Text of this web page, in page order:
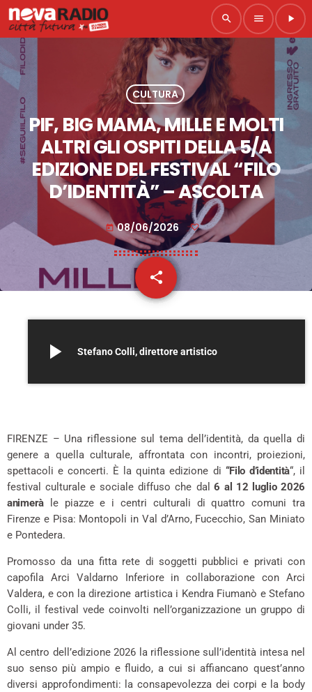
search menu play_arrow
CULTURA
PIF, BIG MAMA, MILLE E MOLTI
ALTRI GLI OSPITI DELLA 5/A
EDIZIONE DEL FESTIVAL “FILO
D’IDENTITÀ” – ASCOLTA
today 08/06/2026
share
email
play_arrow Stefano Colli, direttore artistico
FIRENZE – Una riflessione sul tema dell’identità, da quella di
genere a quella culturale, affrontata con incontri, proiezioni,
spettacoli e concerti. È la quinta edizione di “Filo d’identità“, il
festival culturale e sociale diffuso che dal 6 al 12 luglio 2026
animeràle piazze e i centri culturali di quattro comuni tra
Firenze e Pisa: Montopoli in Val d’Arno, Fucecchio, San Miniato
e Pontedera.
Promosso da una fitta rete di soggetti pubblici e privati con
capofila Arci Valdarno Inferiore in collaborazione con Arci
Valdera, e con la direzione artistica i Kendra Fiumanò e Stefano
Colli, il festival vede coinvolti nell’organizzazione un gruppo di
giovani under 35.
Al centro dell’edizione 2026 la riflessione sull’identità intesa nel
suo senso più ampio e fluido, a cui si affiancano quest’anno
diversi approfondimenti: la consapevolezza dei corpi e la body